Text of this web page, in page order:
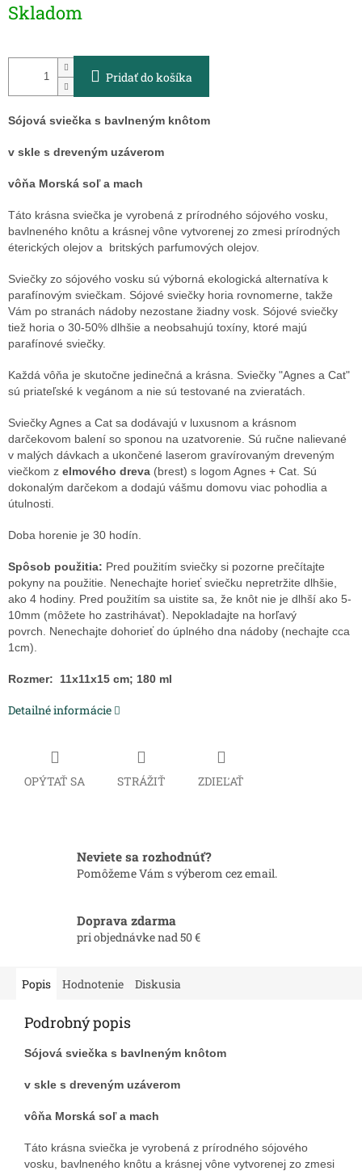
cena:
Skladom
Pridať do košíka
Sójová sviečka s bavlneným knôtom
v skle s dreveným uzáverom
vôňa Morská soľ a mach
Táto krásna sviečka je vyrobená z prírodného sójového vosku,
bavlneného knôtu a krásnej vône vytvorenej zo zmesi prírodných
éterických olejov a britských parfumových olejov.
Sviečky zo sójového vosku sú výborná ekologická alternatíva k
parafínovým sviečkam. Sójové sviečky horia rovnomerne, takže
Vám po stranách nádoby nezostane žiadny vosk. Sójové sviečky
tiež horia o 30-50% dlhšie a neobsahujú toxíny, ktoré majú
parafínové sviečky.
Každá vôňa je skutočne jedinečná a krásna. Sviečky "Agnes a Cat"
sú priateľské k vegánom a nie sú testované na zvieratách.
Sviečky Agnes a Cat sa dodávajú v luxusnom a krásnom
darčekovom balení so sponou na uzatvorenie. Sú ručne nalievané
v malých dávkach a ukončené laserom gravírovaným dreveným
viečkom z elmového dreva (brest) s logom Agnes + Cat. Sú
dokonalým darčekom a dodajú vášmu domovu viac pohodlia a
útulnosti.
Doba horenie je 30 hodín.
Spôsob použitia: Pred použitím sviečky si pozorne prečítajte
pokyny na použitie. Nenechajte horieť sviečku nepretržite dlhšie,
ako 4 hodiny. Pred použitím sa uistite sa, že knôt nie je dlhší ako 5-
10mm (môžete ho zastrihávať). Nepokladajte na horľavý
povrch. Nenechajte dohorieť do úplného dna nádoby (nechajte cca
1cm).
Rozmer: 11x11x15 cm; 180 ml
Detailné informácie
OPÝTAŤ SA STRÁŽIŤ ZDIEĽAŤ
Neviete sa rozhodnúť?
Pomôžeme Vám s výberom cez email.
Doprava zdarma
pri objednávke nad 50 €
Popis Hodnotenie Diskusia
Podrobný popis
Sójová sviečka s bavlneným knôtom
v skle s dreveným uzáverom
vôňa Morská soľ a mach
Táto krásna sviečka je vyrobená z prírodného sójového
vosku, bavlneného knôtu a krásnej vône vytvorenej zo zmesi